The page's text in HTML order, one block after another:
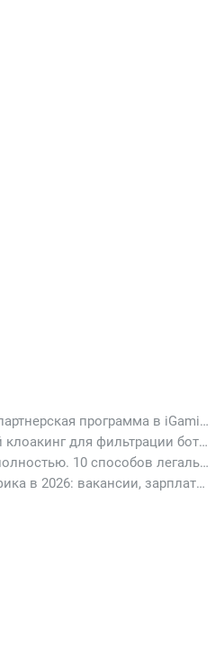
PIN-UP Partners: ведущая партнерская программа в iGaming
Cloaking House: облачный клоакинг для фильтрации ботов FB и Google Ads — гайд PHP-интеграции 2026
Ломай авторское право полностью. 10 способов легально добавить любимый трек в свой креатив
Карьера в арбитраже трафика в 2026: вакансии, зарплаты и как начать